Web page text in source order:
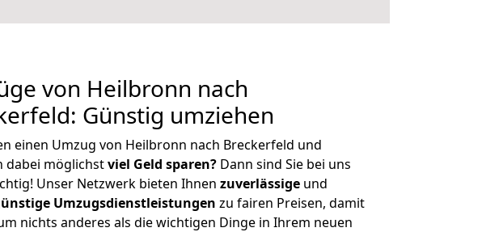
von Heilbronn nach
Günstig umziehen
einen Umzug von Heilbronn nach Breckerfeld und
dabei möglichstviel Geld sparen? Dann sind Sie bei uns
Unser Netzwerk bieten Ihnen zuverlässige und
Umzugsdienstleistungen zu fairen Preisen, damit
nichts anderes als die wichtigen Dinge in Ihrem neuen